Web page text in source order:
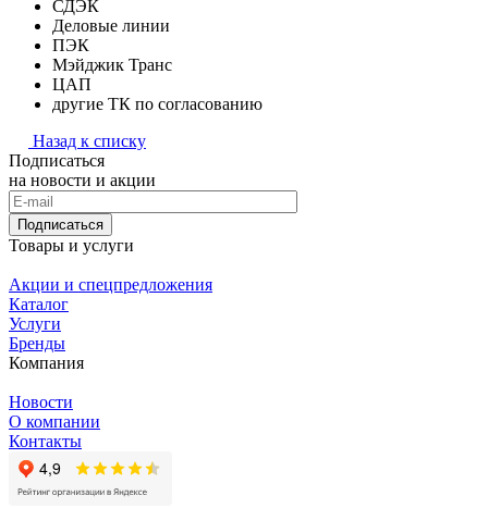
СДЭК
Деловые линии
ПЭК
Мэйджик Транс
ЦАП
другие ТК по согласованию
Назад к списку
Подписаться
на новости и акции
Подписаться
Товары и услуги
Акции и спецпредложения
Каталог
Услуги
Бренды
Компания
Новости
О компании
Контакты